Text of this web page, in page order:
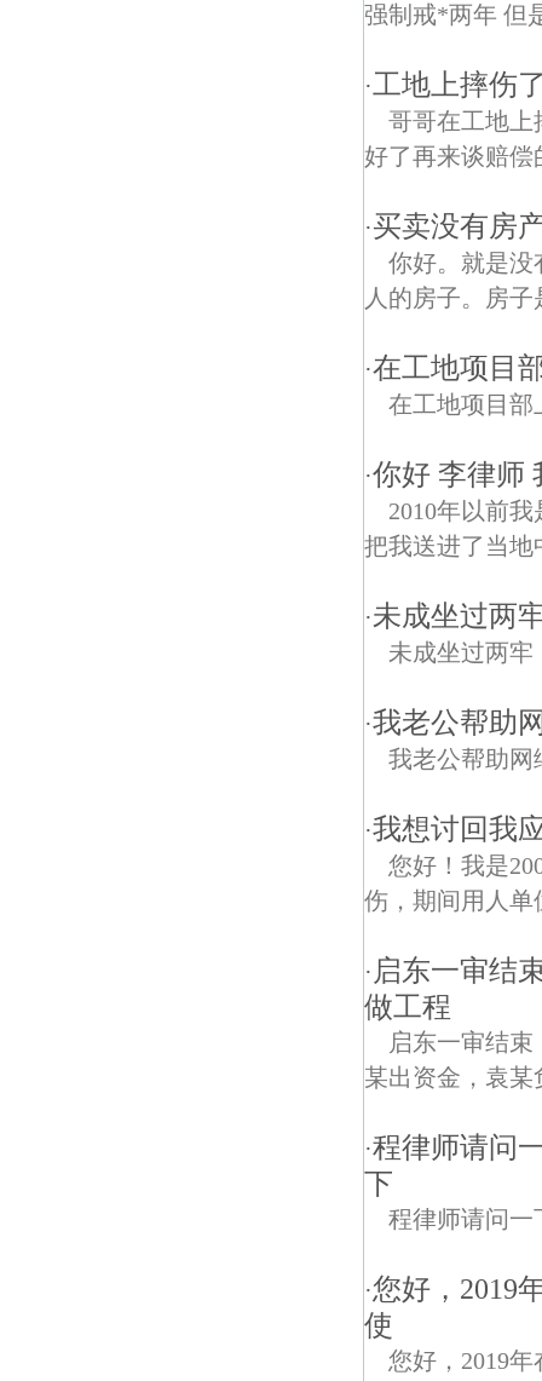
强制戒*两年 但
·工地上摔伤
哥哥在工地上
好了再来谈赔
·买卖没有房
你好。就是没
人的房子。房
·在工地项目
在工地项目部
·你好 李律师
2010年以前
把我送进了当地
·未成坐过两
未成坐过两
·我老公帮助
我老公帮助
·我想讨回我
您好！我是
伤，期间用人单
· 启东一审结
做工程
启东一审结
某出资金，袁
·程律师请问
下
程律师请问一
·您好，2019
使
您好，2019